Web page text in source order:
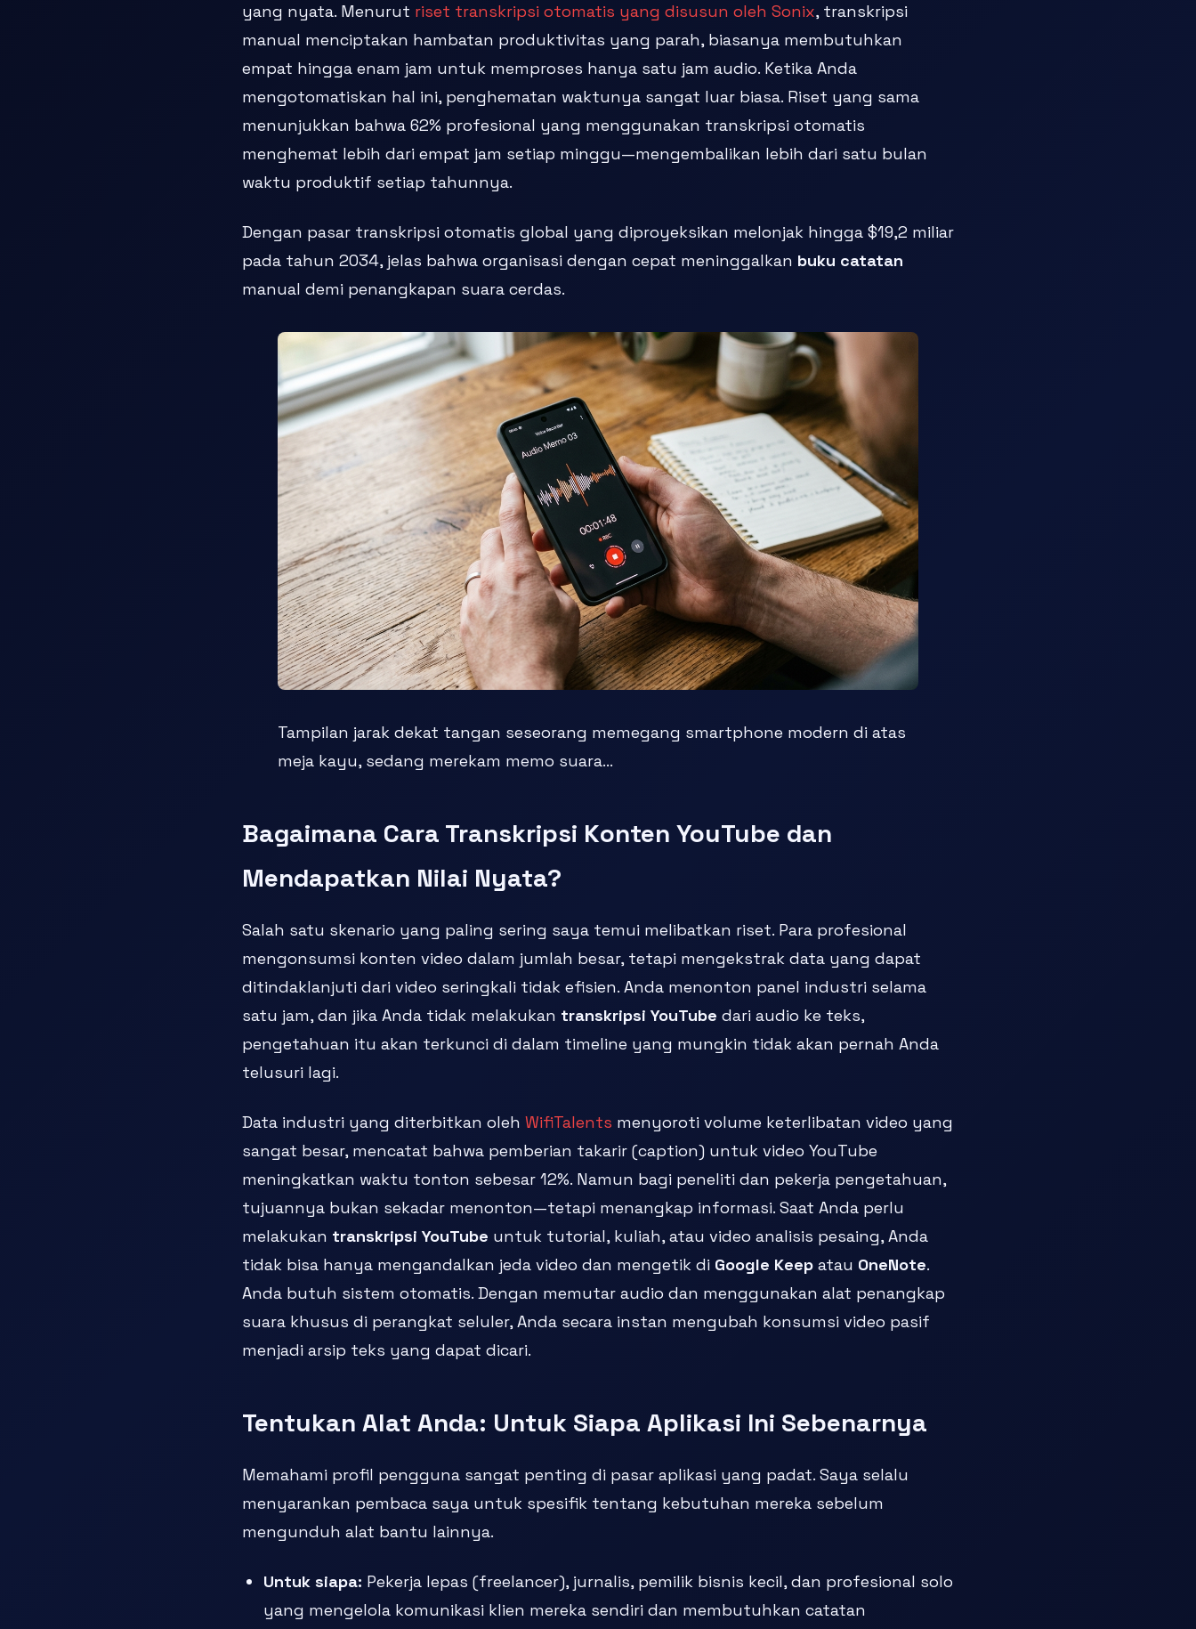
yang nyata. Menurut riset transkripsi otomatis yang disusun oleh Sonix, transkripsi
manual menciptakan hambatan produktivitas yang parah, biasanya membutuhkan
empat hingga enam jam untuk memproses hanya satu jam audio. Ketika Anda
mengotomatiskan hal ini, penghematan waktunya sangat luar biasa. Riset yang sama
menunjukkan bahwa 62% profesional yang menggunakan transkripsi otomatis
menghemat lebih dari empat jam setiap minggu—mengembalikan lebih dari satu bulan
waktu produktif setiap tahunnya.
Dengan pasar transkripsi otomatis global yang diproyeksikan melonjak hingga $19,2 miliar
pada tahun 2034, jelas bahwa organisasi dengan cepat meninggalkan buku catatan
manual demi penangkapan suara cerdas.
Tampilan jarak dekat tangan seseorang memegang smartphone modern di atas
meja kayu, sedang merekam memo suara...
Bagaimana Cara Transkripsi Konten YouTube dan
Mendapatkan Nilai Nyata?
Salah satu skenario yang paling sering saya temui melibatkan riset. Para profesional
mengonsumsi konten video dalam jumlah besar, tetapi mengekstrak data yang dapat
ditindaklanjuti dari video seringkali tidak efisien. Anda menonton panel industri selama
satu jam, dan jika Anda tidak melakukan transkripsi YouTube dari audio ke teks,
pengetahuan itu akan terkunci di dalam timeline yang mungkin tidak akan pernah Anda
telusuri lagi.
Data industri yang diterbitkan oleh WifiTalents menyoroti volume keterlibatan video yang
sangat besar, mencatat bahwa pemberian takarir (caption) untuk video YouTube
meningkatkan waktu tonton sebesar 12%. Namun bagi peneliti dan pekerja pengetahuan,
tujuannya bukan sekadar menonton—tetapi menangkap informasi. Saat Anda perlu
melakukan transkripsi YouTube untuk tutorial, kuliah, atau video analisis pesaing, Anda
tidak bisa hanya mengandalkan jeda video dan mengetik di Google Keep atau OneNote.
Anda butuh sistem otomatis. Dengan memutar audio dan menggunakan alat penangkap
suara khusus di perangkat seluler, Anda secara instan mengubah konsumsi video pasif
menjadi arsip teks yang dapat dicari.
Tentukan Alat Anda: Untuk Siapa Aplikasi Ini Sebenarnya
Memahami profil pengguna sangat penting di pasar aplikasi yang padat. Saya selalu
menyarankan pembaca saya untuk spesifik tentang kebutuhan mereka sebelum
mengunduh alat bantu lainnya.
Untuk siapa: Pekerja lepas (freelancer), jurnalis, pemilik bisnis kecil, dan profesional solo
yang mengelola komunikasi klien mereka sendiri dan membutuhkan catatan